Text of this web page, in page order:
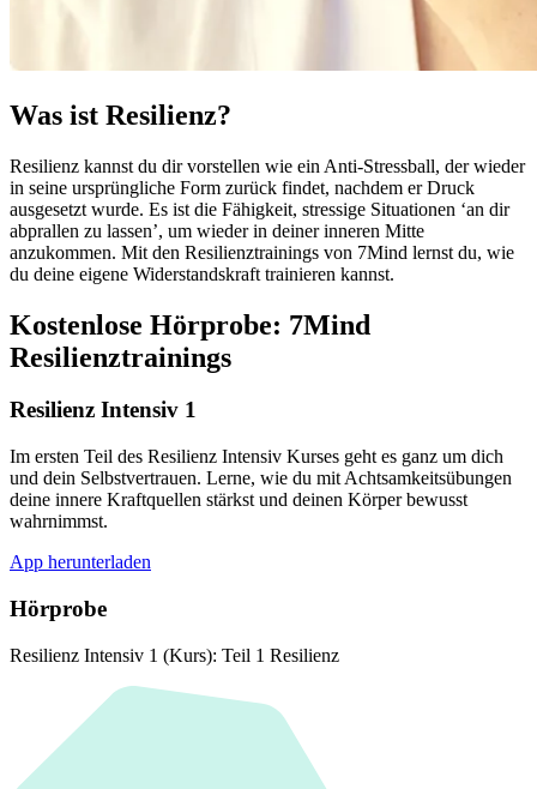
Was ist Resilienz?
Resilienz kannst du dir vorstellen wie ein Anti-Stressball, der wieder
in seine ursprüngliche Form zurück findet, nachdem er Druck
ausgesetzt wurde. Es ist die Fähigkeit, stressige Situationen ‘an dir
abprallen zu lassen’, um wieder in deiner inneren Mitte
anzukommen. Mit den Resilienztrainings von 7Mind lernst du, wie
du deine eigene Widerstandskraft trainieren kannst.
Kostenlose Hörprobe: 7Mind
Resilienztrainings
Resilienz Intensiv 1
Im ersten Teil des Resilienz Intensiv Kurses geht es ganz um dich
und dein Selbstvertrauen. Lerne, wie du mit Achtsamkeitsübungen
deine innere Kraftquellen stärkst und deinen Körper bewusst
wahrnimmst.
App herunterladen
Hörprobe
Resilienz Intensiv 1 (Kurs): Teil 1 Resilienz